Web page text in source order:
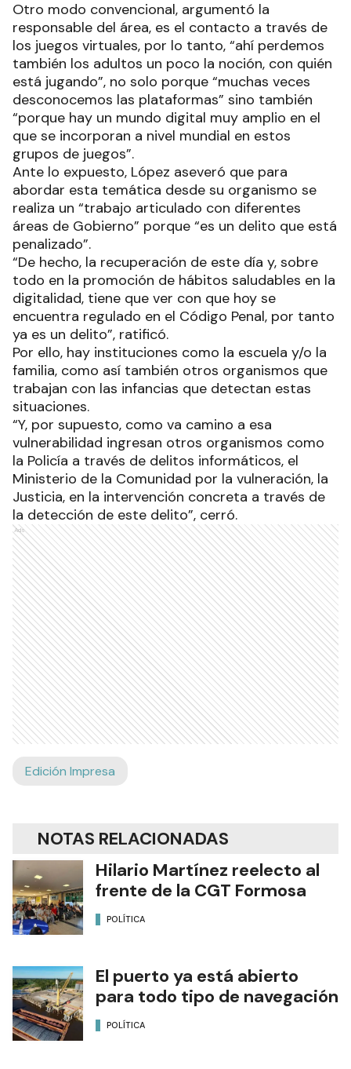
Otro modo convencional, argumentó la
responsable del área, es el contacto a través de
los juegos virtuales, por lo tanto, “ahí perdemos
también los adultos un poco la noción, con quién
está jugando”, no solo porque “muchas veces
desconocemos las plataformas” sino también
“porque hay un mundo digital muy amplio en el
que se incorporan a nivel mundial en estos
grupos de juegos”.
Ante lo expuesto, López aseveró que para
abordar esta temática desde su organismo se
realiza un “trabajo articulado con diferentes
áreas de Gobierno” porque “es un delito que está
penalizado”.
“De hecho, la recuperación de este día y, sobre
todo en la promoción de hábitos saludables en la
digitalidad, tiene que ver con que hoy se
encuentra regulado en el Código Penal, por tanto
ya es un delito”, ratificó.
Por ello, hay instituciones como la escuela y/o la
familia, como así también otros organismos que
trabajan con las infancias que detectan estas
situaciones.
“Y, por supuesto, como va camino a esa
vulnerabilidad ingresan otros organismos como
la Policía a través de delitos informáticos, el
Ministerio de la Comunidad por la vulneración, la
Justicia, en la intervención concreta a través de
la detección de este delito”, cerró.
Ads
Edición Impresa
NOTAS RELACIONADAS
Hilario Martínez reelecto al
frente de la CGT Formosa
POLÍTICA
El puerto ya está abierto
para todo tipo de navegación
POLÍTICA